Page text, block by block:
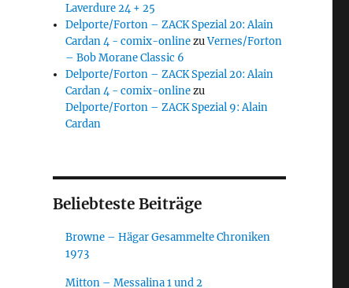
Laverdure 24 + 25
Delporte/Forton – ZACK Spezial 20: Alain
Cardan 4 - comix-onlinezuVernes/Forton
– Bob Morane Classic 6
Delporte/Forton – ZACK Spezial 20: Alain
Cardan 4 - comix-onlinezu
Delporte/Forton – ZACK Spezial 9: Alain
Cardan
Beliebteste Beiträge
Browne – Hägar Gesammelte Chroniken
1973
Mitton – Messalina 1 und 2